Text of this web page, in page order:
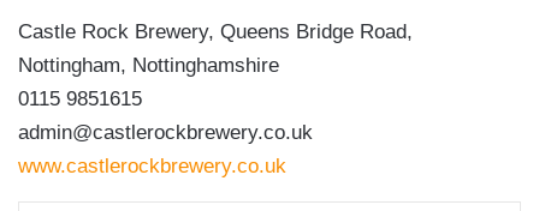
Castle Rock Brewery, Queens Bridge Road,
Nottingham, Nottinghamshire
0115 9851615
admin@castlerockbrewery.co.uk
www.castlerockbrewery.co.uk